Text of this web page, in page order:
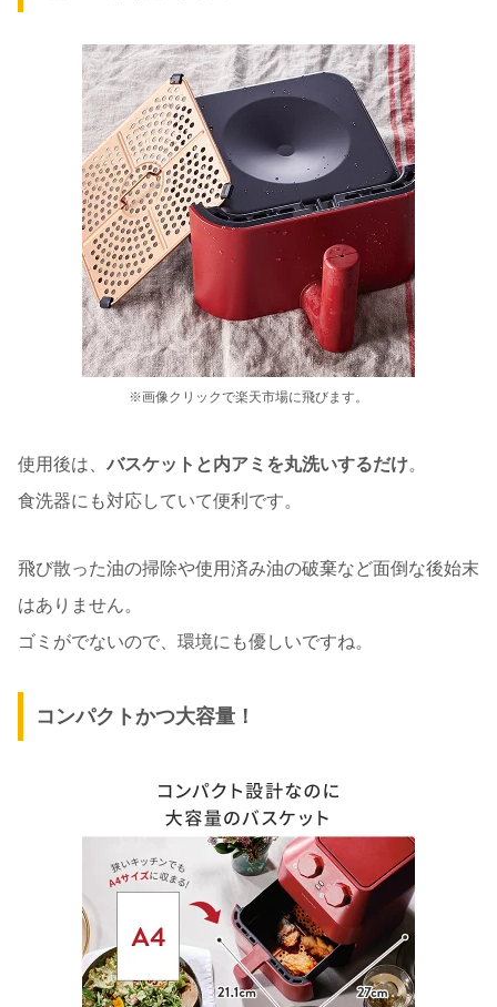
※画像クリックで楽天市場に飛びます。
使用後は、 バスケットと内アミを丸洗いするだけ。
食洗器にも対応していて便利です。
飛び散った油の掃除や使用済み油の破棄など面倒な後始末
はありません。
ゴミがでないので、環境にも優しいですね。
コンパクトかつ大容量！